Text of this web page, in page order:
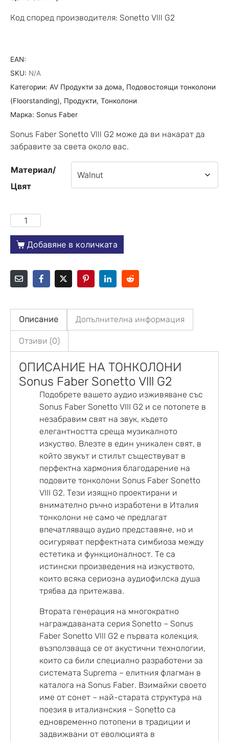
Код според производителя: Sonetto Vlll G2
EAN:
SKU: N/A
Категории: AV Продукти за дома, Подовостоящи тонколони
(Floorstanding), Продукти, Тонколони
Марка: Sonus Faber
Sonus Faber Sonetto Vlll G2 може да ви накарат да
забравите за света около вас.
Материал/
Цвят
Добавяне в количката
Описание Допълнителна информация
Отзиви (0)
ОПИСАНИЕ НА ТОНКОЛОНИ
Sonus Faber Sonetto Vlll G2
Подобрете вашето аудио изживяване със
Sonus Faber Sonetto VIII G2 и се потопете в
незабравим свят на звук, където
елегантността среща музикалното
изкуство. Влезте в един уникален свят, в
който звукът и стилът съществуват в
перфектна хармония благодарение на
подовите тонколони Sonus Faber Sonetto
VIII G2. Тези изящно проектирани и
внимателно ръчно изработени в Италия
тонколони не само че предлагат
впечатляващо аудио представяне, но и
осигуряват перфектната симбиоза между
естетика и функционалност. Те са
истински произведения на изкуството,
които всяка сериозна аудиофилска душа
трябва да притежава.
Втората генерация на многократно
награждаваната серия Sonetto – Sonus
Faber Sonetto Vlll G2 е първата колекция,
възползваща се от акустични технологии,
които са били специално разработени за
системата Suprema – елитния флагман в
каталога на Sonus Faber. Взимайки своето
име от сонет – най-старата структура на
поезия в италианския – Sonetto са
едновременно потопени в традиции и
задвижвани от еволюцията в